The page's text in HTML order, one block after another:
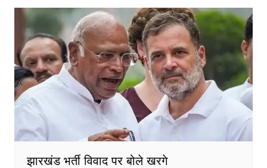
झारखंड भर्ती विवाद पर बोले खरगे